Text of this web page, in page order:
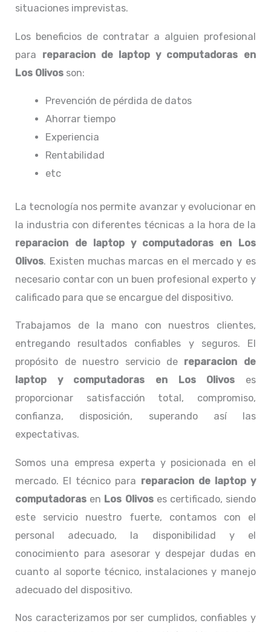
situaciones imprevistas.
Los beneficios de contratar a alguien profesional
para reparacion de laptop y computadoras en
Los Olivos son:
Prevención de pérdida de datos
Ahorrar tiempo
Experiencia
Rentabilidad
etc
La tecnología nos permite avanzar y evolucionar en
la industria con diferentes técnicas a la hora de la
reparacion de laptop y computadoras en Los
Olivos. Existen muchas marcas en el mercado y es
necesario contar con un buen profesional experto y
calificado para que se encargue del dispositivo.
Trabajamos de la mano con nuestros clientes,
entregando resultados confiables y seguros. El
propósito de nuestro servicio de reparacion de
laptop y computadoras en Los Olivos es
proporcionar satisfacción total, compromiso,
confianza, disposición, superando así las
expectativas.
Somos una empresa experta y posicionada en el
mercado. El técnico para reparacion de laptop y
computadoras en Los Olivoses certificado, siendo
este servicio nuestro fuerte, contamos con el
personal adecuado, la disponibilidad y el
conocimiento para asesorar y despejar dudas en
cuanto al soporte técnico, instalaciones y manejo
adecuado del dispositivo.
Nos caracterizamos por ser cumplidos, confiables y